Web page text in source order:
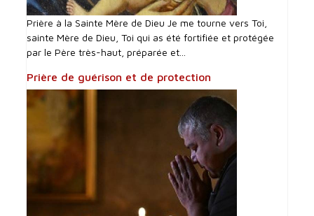
Prière à la Sainte Mère de Dieu Je me tourne vers Toi,
sainte Mère de Dieu, Toi qui as été fortifiée et protégée
par le Père très-haut, préparée et...
Prière de guérison et de protection